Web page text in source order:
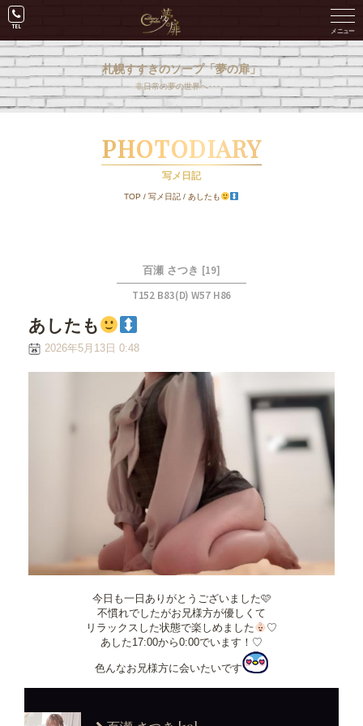
札幌すすきのソープ「夢の扉」
非日常の夢の世界へ･･･。
PHOTODIARY
写メ日記
TOP /写メ日記 / あしたも
百瀬 さつき [19]
T152 B83(D) W57 H86
あしたも
2026年5月13日 0:48
今日も一日ありがとうございました🩷
不慣れでしたがお兄様方が優しくて
リラックスした状態で楽しめました
♡
あした17:00から0:00でいます！♡
色んなお兄様方に会いたいです